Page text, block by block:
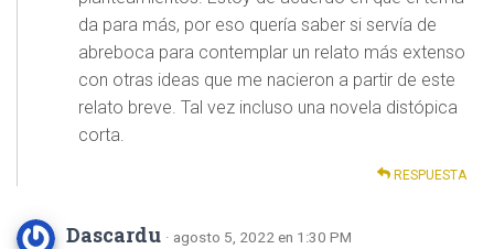
da para más, por eso quería saber si servía de
abreboca para contemplar un relato más extenso
con otras ideas que me nacieron a partir de este
relato breve. Tal vez incluso una novela distópica
corta.
RESPUESTA
Dascardu · agosto 5, 2022 en 1:30 PM